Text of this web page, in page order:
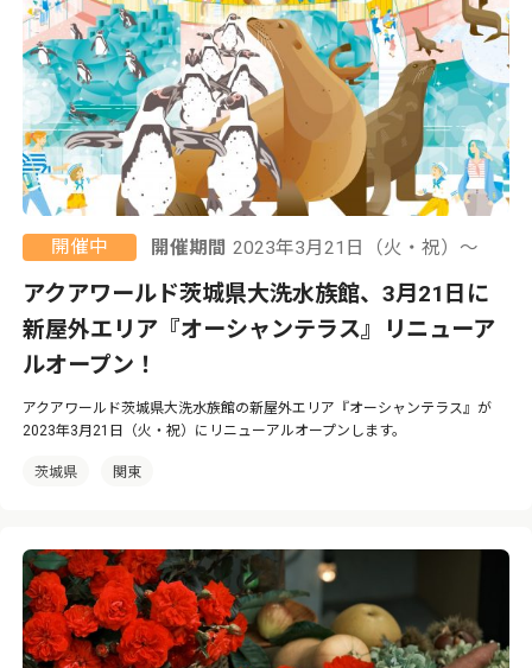
開催中 開催期間 2023年3月21日（火・祝）〜
アクアワールド茨城県大洗水族館、3月21日に
新屋外エリア『オーシャンテラス』リニューア
ルオープン！
アクアワールド茨城県大洗水族館の新屋外エリア『オーシャンテラス』が
2023年3月21日（火・祝）にリニューアルオープンします。
茨城県 関東